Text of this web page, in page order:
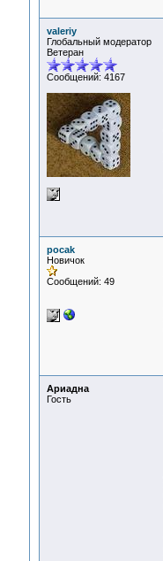
valeriy
Глобальный модератор
Ветеран
Сообщений: 4167
pocak
Новичок
Сообщений: 49
Ариадна
Гость